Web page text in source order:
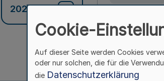
2021
Gesetz
Cookie-
Auf dieser Seite werden Cookies
oder nur solchen, die für die
die Datenschutzerklärung